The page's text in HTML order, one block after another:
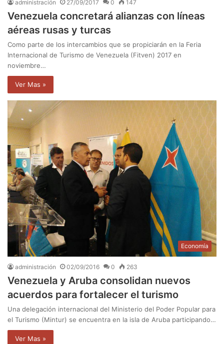
administración 27/09/2017 0 147
Venezuela concretará alianzas con líneas
aéreas rusas y turcas
Como parte de los intercambios que se propiciarán en la Feria
Internacional de Turismo de Venezuela (Fitven) 2017 en
noviembre…
Ver Mas »
Economía
administración 02/09/2016 0 263
Venezuela y Aruba consolidan nuevos
acuerdos para fortalecer el turismo
Una delegación internacional del Ministerio del Poder Popular para
el Turismo (Mintur) se encuentra en la isla de Aruba participando…
Ver Mas »